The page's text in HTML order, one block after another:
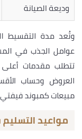
وديعة الصيانة
وتُعد مدة التقسيط
عوامل الجذب في
تتطلب مقدمات أعلى
العروض وحساب
مبيعات كمبوند فيفتي 7 أكتوبر:
مواعيد التسليم